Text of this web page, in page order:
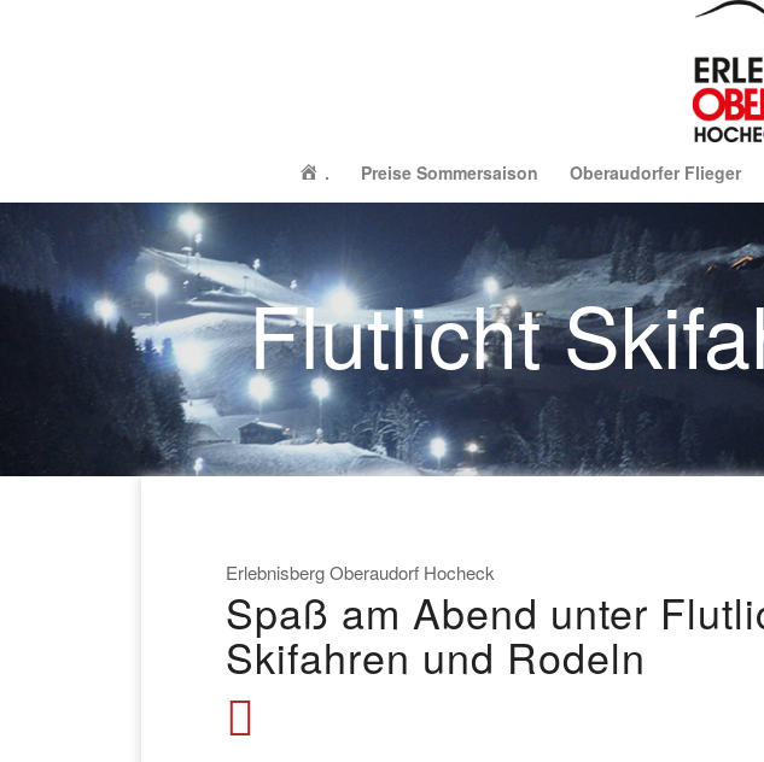
. Preise Sommersaison Oberaudorfer Flieger
Flutlicht
Erlebnisberg Oberaudorf Hocheck
Spaß am Abend unter
Skifahren und Rodeln